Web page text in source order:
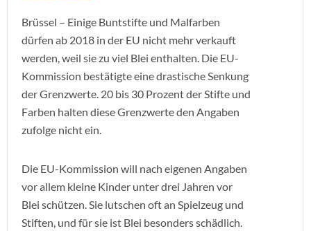
Brüssel – Einige Buntstifte und Malfarben
dürfen ab 2018 in der EU nicht mehr verkauft
werden, weil sie zu viel Blei enthalten. Die EU-
Kommission bestätigte eine drastische Senkung
der Grenzwerte. 20 bis 30 Prozent der Stifte und
Farben halten diese Grenzwerte den Angaben
zufolge nicht ein.
Die EU-Kommission will nach eigenen Angaben
vor allem kleine Kinder unter drei Jahren vor
Blei schützen. Sie lutschen oft an Spielzeug und
Stiften, und für sie ist Blei besonders schädlich.